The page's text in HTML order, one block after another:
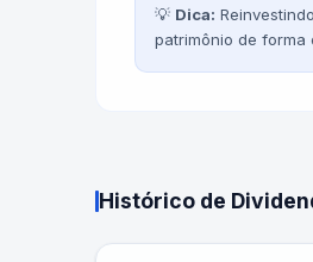
💡 Dica:
patrimônio de forma
Histórico de